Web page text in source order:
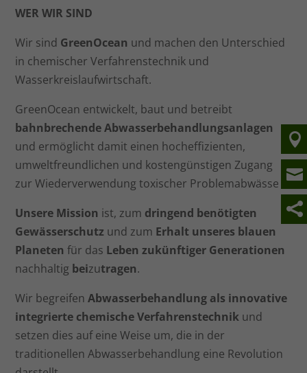
WER WIR SIND
Wir sind GreenOcean und machen den Unterschied
in chemischer Verfahrenstechnik und
Wasserkreislaufwirtschaft.
GreenOcean entwickelt, baut und betreibt
bahnbrechende Abwasserbehandlungsanlagen
und ermöglicht damit einen hocheffizienten,
umweltfreundlichen und kostengünstigen Zugang
zur Wiederverwendung toxischer Problemabwässer.
Unsere Mission ist, zum dringend benötigten
Gewässerschutz und zum Erhalt unseres blauen
Planeten für das Leben zukünftiger Generationen
nachhaltig beizutragen.
Wir begreifenAbwasserbehandlung als innovative
integrierte chemische Verfahrenstechnik und
setzen dies auf eine Weise um, die in der
traditionellen Abwasserbehandlung eine Revolution